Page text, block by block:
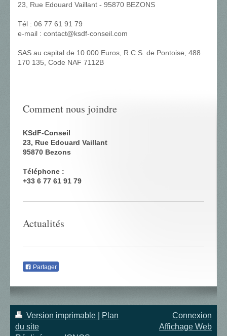
23, Rue Edouard Vaillant - 95870 BEZONS
Tél : 06 77 61 91 79
e-mail : contact@ksdf-conseil.com
SAS au capital de 10 000 Euros, R.C.S. de Pontoise, 488
170 135, Code NAF 7112B
Comment nous joindre
KSdF-Conseil
23, Rue Edouard Vaillant
95870 Bezons
Téléphone :
+33 6 77 61 91 79
Actualités
Partager
Version imprimable
Plan
du site
Connexion
Affichage Web